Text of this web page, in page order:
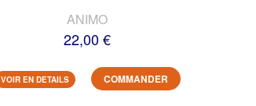
ANIMO
22,00 €
VOIR EN DETAILS COMMANDER